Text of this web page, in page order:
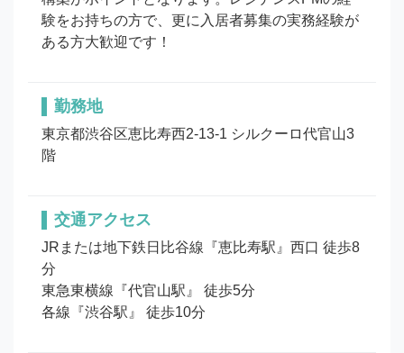
験をお持ちの方で、更に入居者募集の実務経験が
ある方大歓迎です！
勤務地
東京都渋谷区恵比寿西2-13-1 シルクーロ代官山3
階
交通アクセス
JRまたは地下鉄日比谷線『恵比寿駅』西口 徒歩8
分
東急東横線『代官山駅』 徒歩5分
各線『渋谷駅』 徒歩10分